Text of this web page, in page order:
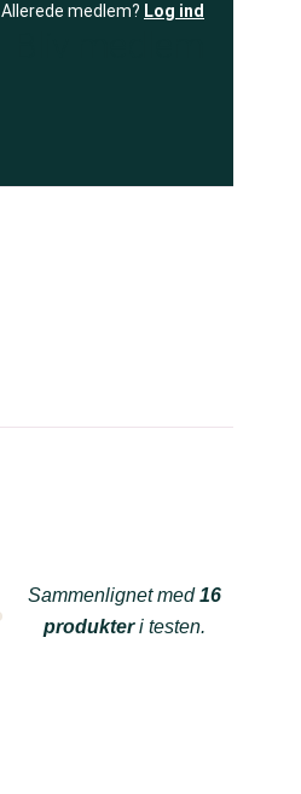
Allerede medlem? Log ind
Sammenlignet med16
produkteri testen.